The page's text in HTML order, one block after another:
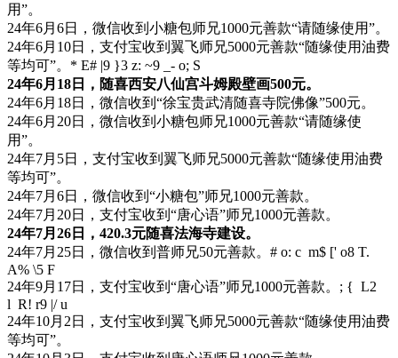
用”。
24年6月6日，微信收到小糖包师兄1000元善款“请随缘使用”。
24年6月10日，支付宝收到翼飞师兄5000元善款“随缘使用油费
等均可”。 * E# |9 }3 z: ~9 _- o; S
24年6月18日，随喜西安八仙宫斗姆殿壁画500元。
24年6月18日，微信收到“徐宝贵武清随喜寺院佛像”500元。
24年6月20日，微信收到小糖包师兄1000元善款“请随缘使
用”。
24年7月5日，支付宝收到翼飞师兄5000元善款“随缘使用油费
等均可”。
24年7月6日，微信收到“小糖包”师兄1000元善款。
24年7月20日，支付宝收到“唐心语”师兄1000元善款。
24年7月26日，420.3元随喜法海寺建设。
24年7月25日，微信收到普师兄50元善款。 # o: c m$ [' o8 T.
A% \5 F
24年9月17日，支付宝收到“唐心语”师兄1000元善款。 ; { L2
l R! r9 |/ u
24年10月2日，支付宝收到翼飞师兄5000元善款“随缘使用油费
等均可”。